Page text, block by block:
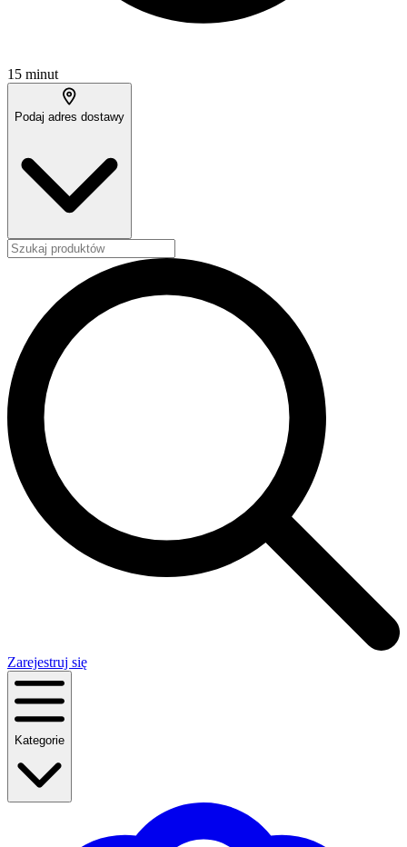
15 minut
Podaj adres dostawy
Zarejestruj się
Kategorie